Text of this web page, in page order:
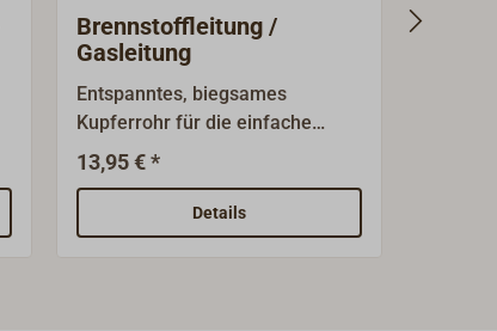
Brennstoffleitung /
Gasleitung
Entspanntes, biegsames
Kupferrohr für die einfache
Verlegung von
Brennstoffleitungen oder
Gasleitungen.Außendurchmesse
r 8 mm.
13,95 € *
Details